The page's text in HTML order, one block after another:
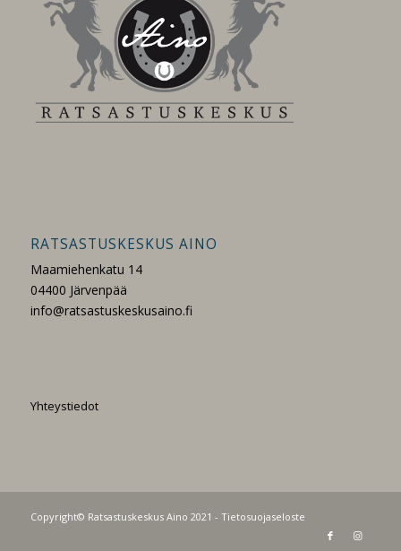
RATSASTUSKESKUS AINO
Maamiehenkatu 14
04400 Järvenpää
info@ratsastuskeskusaino.fi
Yhteystiedot
Copyright© Ratsastuskeskus Aino 2021 - Tietosuojaseloste